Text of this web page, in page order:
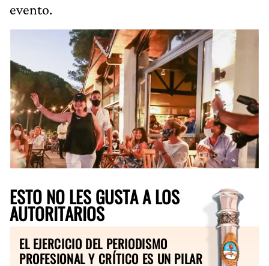
evento.
ESTO NO LES GUSTA A LOS
AUTORITARIOS
EL EJERCICIO DEL PERIODISMO
PROFESIONAL Y CRÍTICO ES UN PILAR